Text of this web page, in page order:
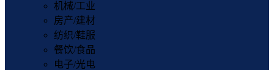
机械/工业
房产/建材
纺织/鞋服
餐饮/食品
电子/光电